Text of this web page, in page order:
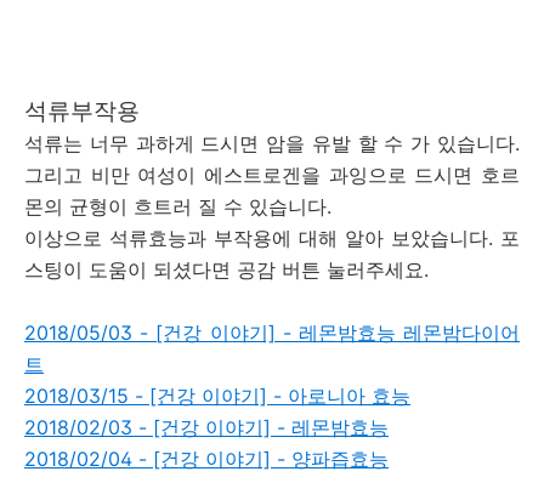
석류부작용
석류는 너무 과하게 드시면 암을 유발 할 수 가 있습니다.
그리고 비만 여성이 에스트로겐을 과잉으로 드시면 호르
몬의 균형이 흐트러 질 수 있습니다.
이상으로 석류효능과 부작용에 대해 알아 보았습니다. 포
스팅이 도움이 되셨다면 공감 버튼 눌러주세요.
2018/05/03 - [건강 이야기] - 레몬밤효능 레몬밤다이어
트
2018/03/15 - [건강 이야기] - 아로니아 효능
2018/02/03 - [건강 이야기] - 레몬밤효능
2018/02/04 - [건강 이야기] - 양파즙효능